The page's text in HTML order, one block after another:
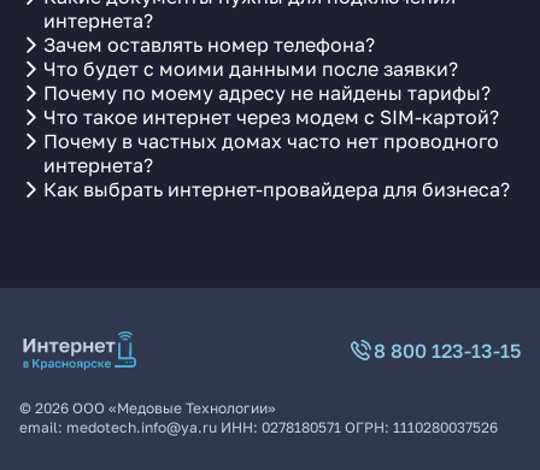
интернета?
Зачем оставлять номер телефона?
Что будет с моими данными после заявки?
Почему по моему адресу не найдены тарифы?
Что такое интернет через модем с SIM-картой?
Почему в частных домах часто нет проводного
интернета?
Как выбрать интернет-провайдера для бизнеса?
8 800 123-13-15
© 2026 ООО «Медовые Технологии»
email: medotech.info@ya.ru ИНН: 0278180571 ОГРН: 1110280037526